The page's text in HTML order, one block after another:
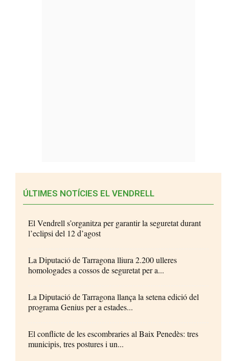
ÚLTIMES NOTÍCIES EL VENDRELL
El Vendrell s’organitza per garantir la seguretat durant
l’eclipsi del 12 d’agost
La Diputació de Tarragona lliura 2.200 ulleres
homologades a cossos de seguretat per a...
La Diputació de Tarragona llança la setena edició del
programa Genius per a estades...
El conflicte de les escombraries al Baix Penedès: tres
municipis, tres postures i un...